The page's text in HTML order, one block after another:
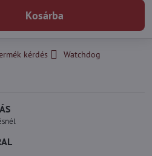
Kosárba
kérdés
Watchdog